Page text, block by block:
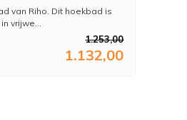
van Riho. Dit hoekbad is
vrijwe...
1.253,00
1.132,00